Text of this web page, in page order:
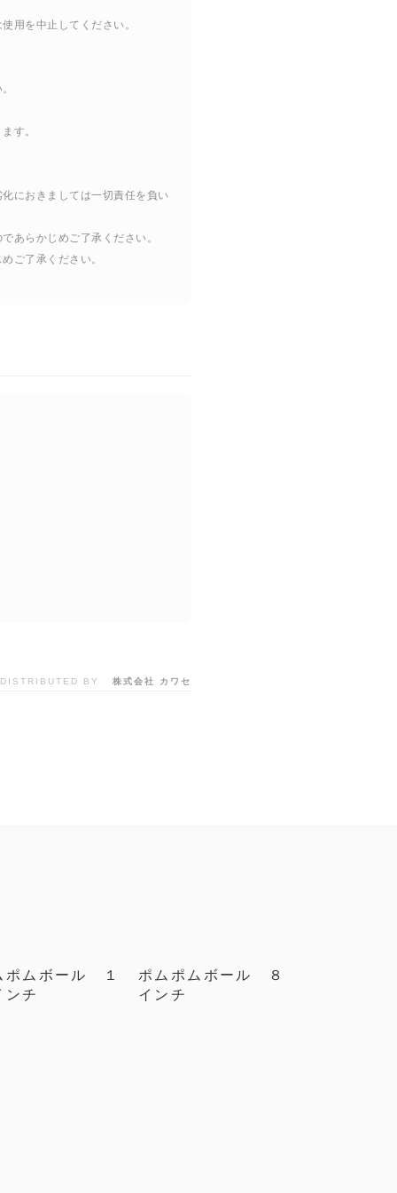
用を中止してください。
す。
におきましては一切責任を負い
あらかじめご了承ください。
ご了承ください。
DISTRIBUTED BY 株式会社 カワセ
ポムボール １
ンチ
ポムポムボール ８
インチ